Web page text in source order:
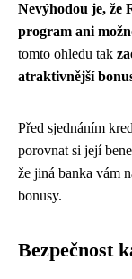
Nevýhodou je, že
program ani
tomto ohledu tak
atraktivnější
Před sjednáním
porovnat si její
že jiná banka vám
bonusy.
Bezpečnost